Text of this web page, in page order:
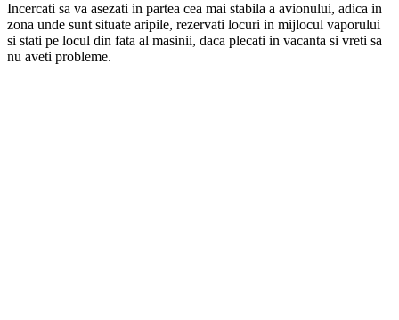
Incercati sa va asezati in partea cea mai stabila a avionului, adica in
zona unde sunt situate aripile, rezervati locuri in mijlocul vaporului
si stati pe locul din fata al masinii, daca plecati in vacanta si vreti sa
nu aveti probleme.